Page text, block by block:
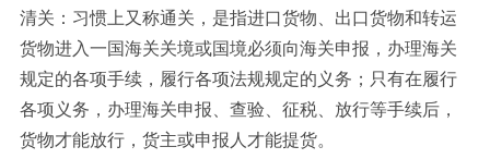
清关：习惯上又称通关，是指进口货物、出口货物和转运
货物进入一国海关关境或国境必须向海关申报，办理海关
规定的各项手续，履行各项法规规定的义务；只有在履行
各项义务，办理海关申报、查验、征税、放行等手续后，
货物才能放行，货主或申报人才能提货。